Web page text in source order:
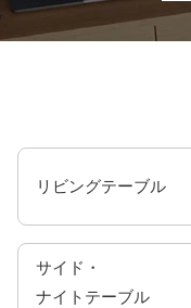
リビングテーブル
サイド・
ナイトテーブル